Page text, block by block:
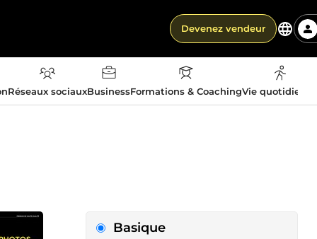
Devenez vendeur
Réseaux sociauxBusinessFormations & CoachingVie
Basique